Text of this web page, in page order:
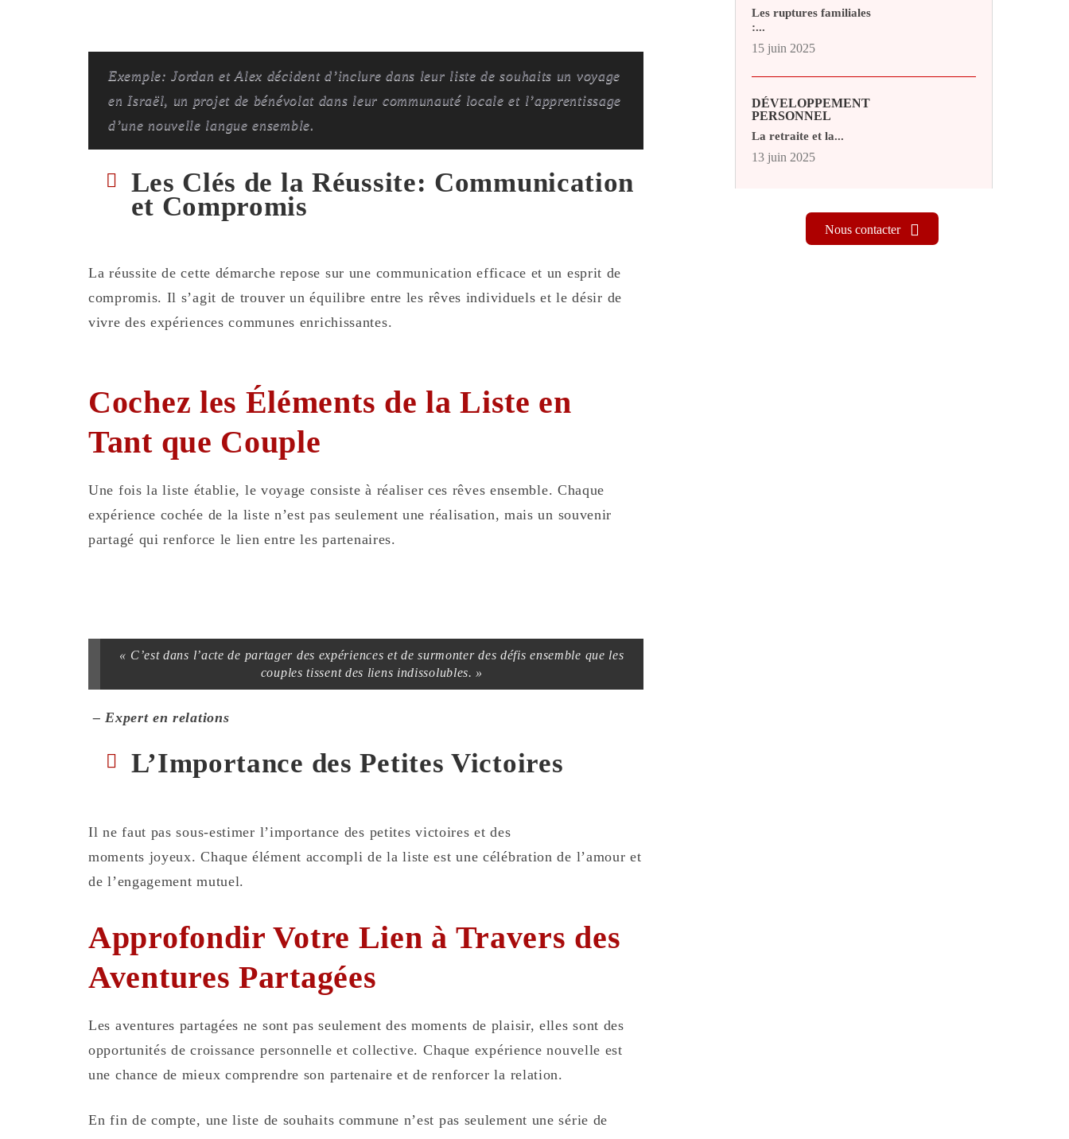
Exemple: Jordan et Alex décident d’inclure dans leur liste de souhaits un voyage
en Israël, un projet de bénévolat dans leur communauté locale et l’apprentissage
d’une nouvelle langue ensemble.
Les Clés de la Réussite: Communication
et Compromis
La réussite de cette démarche repose sur une communication efficace et un esprit de
compromis. Il s’agit de trouver un équilibre entre les rêves individuels et le désir de
vivre des expériences communes enrichissantes.
Cochez les Éléments de la Liste en
Tant que Couple
Une fois la liste établie, le voyage consiste à réaliser ces rêves ensemble. Chaque
expérience cochée de la liste n’est pas seulement une réalisation, mais un souvenir
partagé qui renforce le lien entre les partenaires.
« C’est dans l’acte de partager des expériences et de surmonter des défis ensemble que les
couples tissent des liens indissolubles. »
– Expert en relations
L’Importance des Petites Victoires
Il ne faut pas sous-estimer l’importance des petites victoires et des
moments joyeux. Chaque élément accompli de la liste est une célébration de l’amour et
de l’engagement mutuel.
Approfondir Votre Lien à Travers des
Aventures Partagées
Les aventures partagées ne sont pas seulement des moments de plaisir, elles sont des
opportunités de croissance personnelle et collective. Chaque expérience nouvelle est
une chance de mieux comprendre son partenaire et de renforcer la relation.
En fin de compte, une liste de souhaits commune n’est pas seulement une série de
Les ruptures familiales
:...
15 juin 2025
DÉVELOPPEMENT
PERSONNEL
La retraite et la...
13 juin 2025
Nous contacter